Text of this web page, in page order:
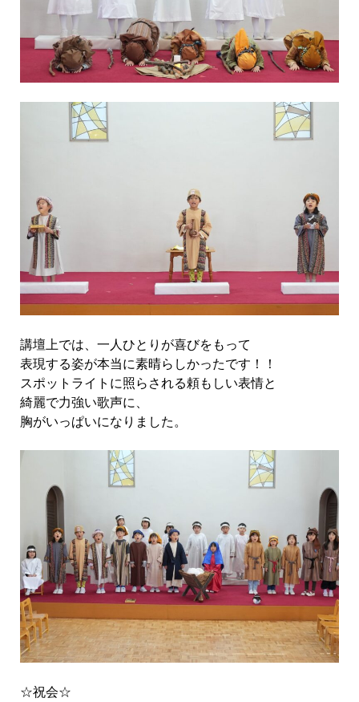
講壇上では、一人ひとりが喜びをもって
表現する姿が本当に素晴らしかったです！！
スポットライトに照らされる頼もしい表情と
綺麗で力強い歌声に、
胸がいっぱいになりました。
☆祝会☆